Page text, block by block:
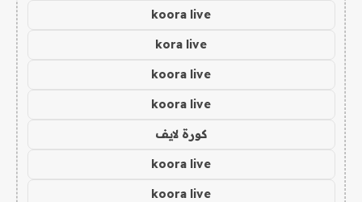
koora live
kora live
koora live
koora live
كورة لايف
koora live
koora live